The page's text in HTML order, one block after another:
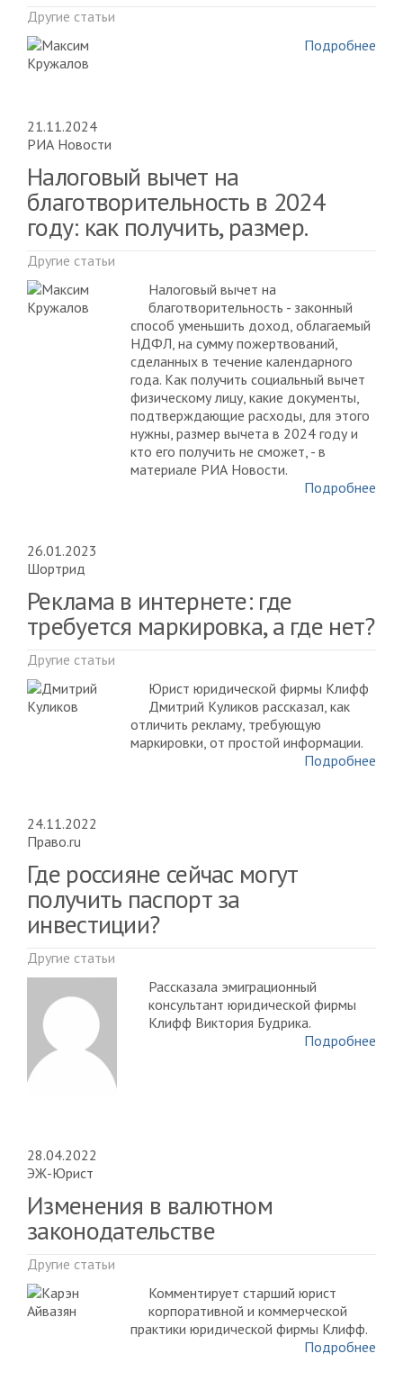
Другие статьи
Подробнее
21.11.2024
РИА Новости
Налоговый вычет на
благотворительность в 2024
году: как получить, размер.
Другие статьи
Налоговый вычет на
благотворительность - законный
способ уменьшить доход, облагаемый
НДФЛ, на сумму пожертвований,
сделанных в течение календарного
года. Как получить социальный вычет
физическому лицу, какие документы,
подтверждающие расходы, для этого
нужны, размер вычета в 2024 году и
кто его получить не сможет, - в
материале РИА Новости.
Подробнее
26.01.2023
Шортрид
Реклама в интернете: где
требуется маркировка, а где нет?
Другие статьи
Юрист юридической фирмы Клифф
Дмитрий Куликов рассказал, как
отличить рекламу, требующую
маркировки, от простой информации.
Подробнее
24.11.2022
Право.ru
Где россияне сейчас могут
получить паспорт за
инвестиции?
Другие статьи
Рассказала эмиграционный
консультант юридической фирмы
Клифф Виктория Будрика.
Подробнее
28.04.2022
ЭЖ-Юрист
Изменения в валютном
законодательстве
Другие статьи
Комментирует старший юрист
корпоративной и коммерческой
практики юридической фирмы Клифф.
Подробнее